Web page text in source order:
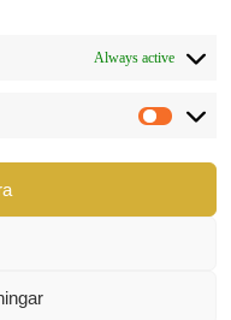
Always active
primis in faucibus.